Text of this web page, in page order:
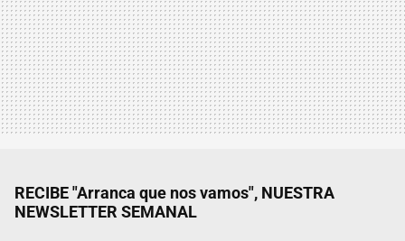
RECIBE "Arranca que nos vamos", NUESTRA
NEWSLETTER SEMANAL